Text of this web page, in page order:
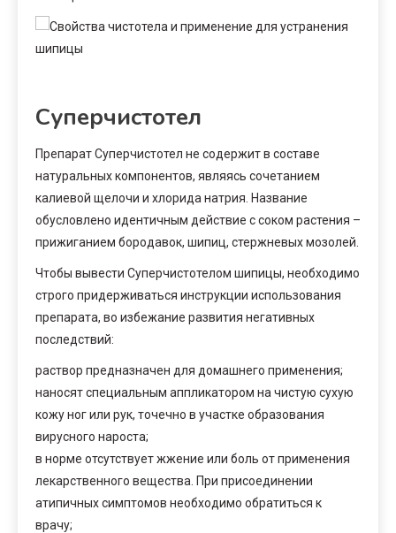
Суперчистотел
Препарат Суперчистотел не содержит в составе
натуральных компонентов, являясь сочетанием
калиевой щелочи и хлорида натрия. Название
обусловлено идентичным действие с соком растения –
прижиганием бородавок, шипиц, стержневых мозолей.
Чтобы вывести Суперчистотелом шипицы, необходимо
строго придерживаться инструкции использования
препарата, во избежание развития негативных
последствий:
раствор предназначен для домашнего применения;
наносят специальным аппликатором на чистую сухую
кожу ног или рук, точечно в участке образования
вирусного нароста;
в норме отсутствует жжение или боль от применения
лекарственного вещества. При присоединении
атипичных симптомов необходимо обратиться к
врачу;